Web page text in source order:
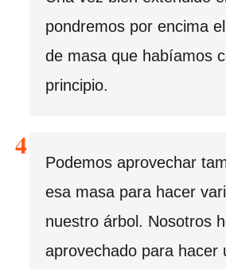
pondremos por encima
de masa que habíamos
principio.
Podemos aprovechar
esa masa para hacer
nuestro árbol. Nosotros
aprovechado para hacer